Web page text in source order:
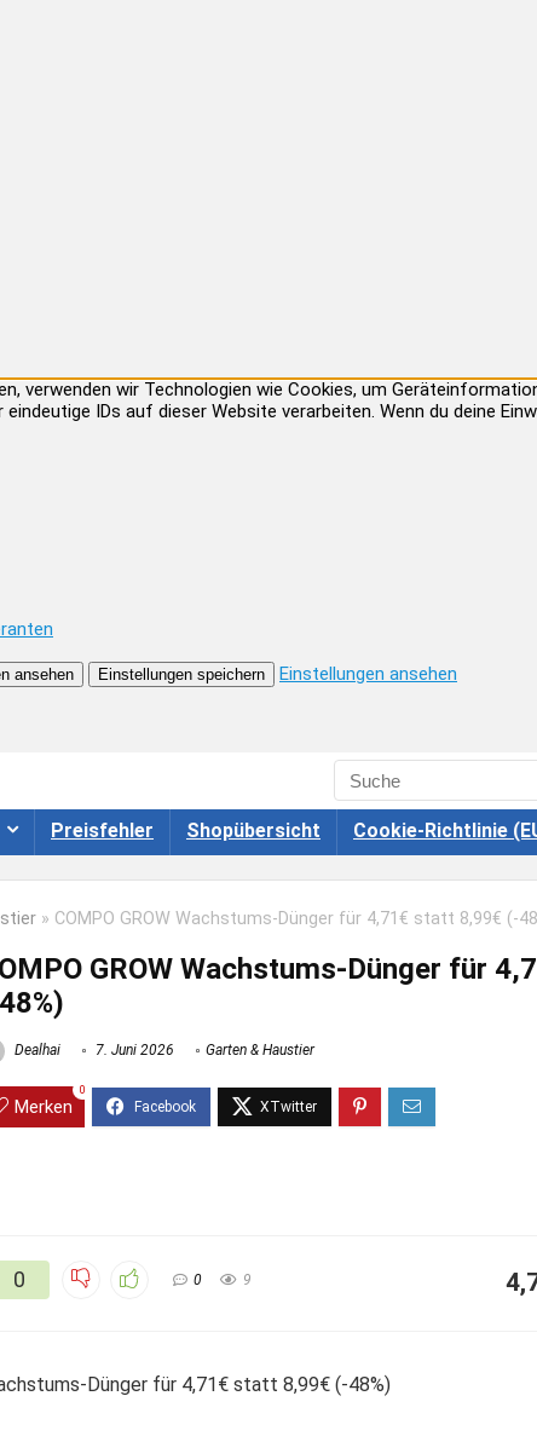
verwenden wir Technologien wie Cookies, um
IDs auf dieser Website verarbeiten. Wenn du deine
ansehen Einstellungen speichern
Einstellungen ansehen
Preisfehler Shopübersicht Cookie-Richtlinie
» COMPO GROW Wachstums-Dünger für 4,71€ statt 8,99€ (-
GROW Wachstums-Dünger für
Dealhai 7. Juni 2026 Garten & Haustier
Merken
0
0 0 9